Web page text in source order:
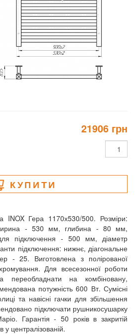
21906 грн
КУПИТИ
INOX Гера 1170х530/500. Розміри:
- 530 мм, глибина - 80 мм,
підключення - 500 мм, діаметр
підключення: нижнє, діагональне
- 25. Виготовлена з полірованої
Для всесезонної роботи
на комбіновану,
потужність 600 Вт. Сумісні
та навісні гачки для збільшення
підключати рушникосушарку
Гарантія - 50 років в закритій
у централізованій.